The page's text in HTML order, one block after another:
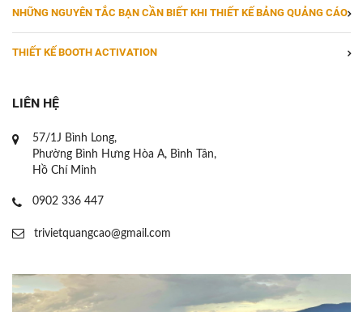
NHỮNG NGUYÊN TẮC BẠN CẦN BIẾT KHI THIẾT KẾ BẢNG QUẢNG CÁO
THIẾT KẾ BOOTH ACTIVATION
LIÊN HỆ
57/1J Bình Long,
Phường Bình Hưng Hòa A, Bình Tân,
Hồ Chí Minh
0902 336 447
trivietquangcao@gmail.com